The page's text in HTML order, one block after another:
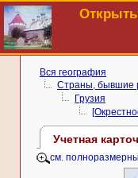
Вся география
Страны, бывшие
Грузия
Учетная
см.